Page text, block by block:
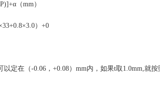
（mm）
）+0
以定在（-0.06，+0.08）mm内，如果t取1.0mm,就